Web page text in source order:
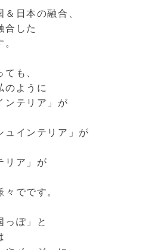
日本の融合、
合した
も、
のように
ンテリア」が
ュインテリア」が
リア」が
でです。
っぽ」と